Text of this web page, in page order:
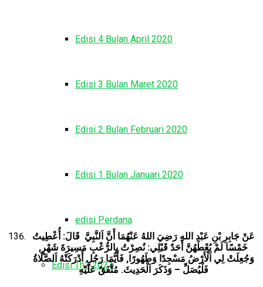
Edisi 4 Bulan April 2020
Edisi 3 Bulan Maret 2020
Edisi 2 Bulan Februari 2020
Edisi 1 Bulan Januari 2020
edisi Perdana
Edisi Th2 2021
عَنْ جَابِرِ بْنِ عَبْدِ اللهِ رَضِيَ اللهُ عَنْهُمَا أَنَّ اَلنَّبِيَّ قَالَ: أُعْطِيتُ
خَمْسًا لَمْ يُعْطَهُنَّ أَحَدٌ قَبْلِي: نُصِرْتُ بِالرُّعْبِ مَسِيرَةَ شَهْرٍ,
وَجُعِلَتْ لِي اَلْأَرْضُ مَسْجِدًا وَطَهُورًا, فَأَيُّمَا رَجُلٍ أَدْرَكَتْهُ اَلصَّلَاةُ
فَلْيُصَلِّ – وَذَكَرَ اَلْحَدِيثَ. مُتَّفَقٌ عَلَيْهِ